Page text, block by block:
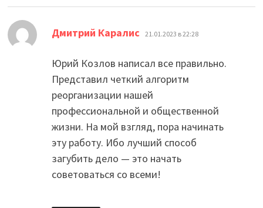
Дмитрий Каралис 21.01.2023 в 22:28
Юрий Козлов написал все правильно.
Представил четкий алгоритм
реорганизации нашей
профессиональной и общественной
жизни. На мой взгляд, пора начинать
эту работу. Ибо лучший способ
загубить дело — это начать
советоваться со всеми!